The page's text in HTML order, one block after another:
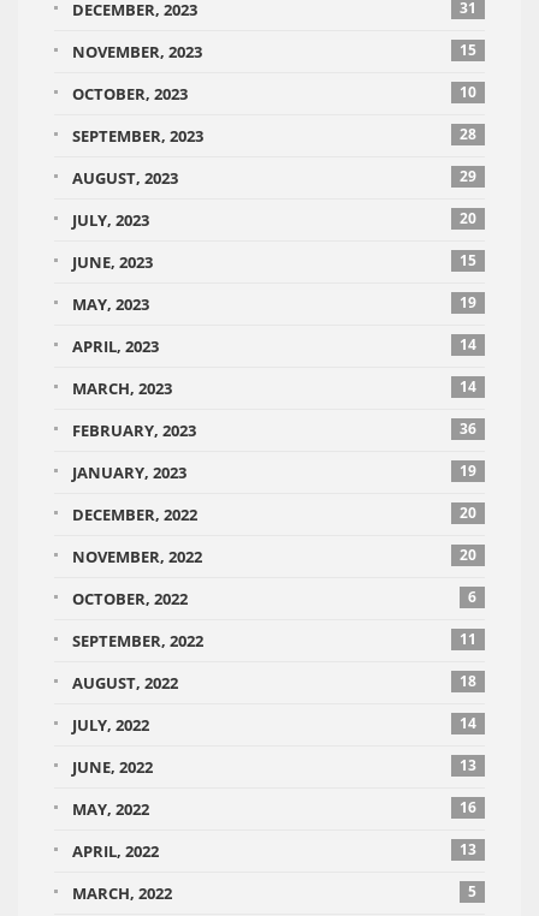
DECEMBER, 2023 31
NOVEMBER, 2023 15
OCTOBER, 2023 10
SEPTEMBER, 2023 28
AUGUST, 2023 29
JULY, 2023 20
JUNE, 2023 15
MAY, 2023 19
APRIL, 2023 14
MARCH, 2023 14
FEBRUARY, 2023 36
JANUARY, 2023 19
DECEMBER, 2022 20
NOVEMBER, 2022 20
OCTOBER, 2022 6
SEPTEMBER, 2022 11
AUGUST, 2022 18
JULY, 2022 14
JUNE, 2022 13
MAY, 2022 16
APRIL, 2022 13
MARCH, 2022 5